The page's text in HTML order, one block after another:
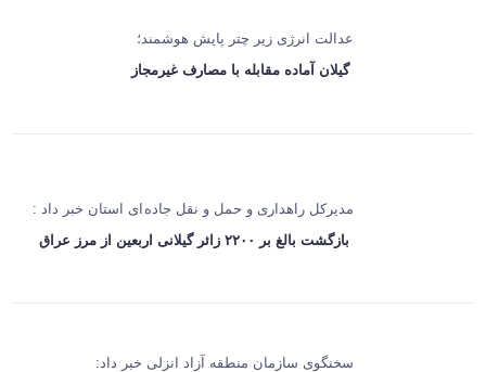
عدالت انرژی زیر چتر پایش هوشمند؛
گیلان آماده مقابله با مصارف غیرمجاز
مدیرکل راهداری و حمل و نقل جاده ای استان خبر داد :
بازگشت بالغ بر ۲۲۰۰ زائر گیلانی اربعین از مرز عراق
سخنگوی سازمان منطقه آزاد انزلی خبر داد: